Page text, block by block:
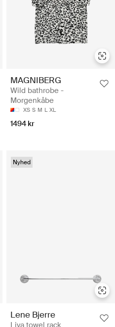
MAGNIBERG
Wild bathrobe -
Morgenkåbe
XS S M L XL
1494 kr
Nyhed
Lene Bjerre